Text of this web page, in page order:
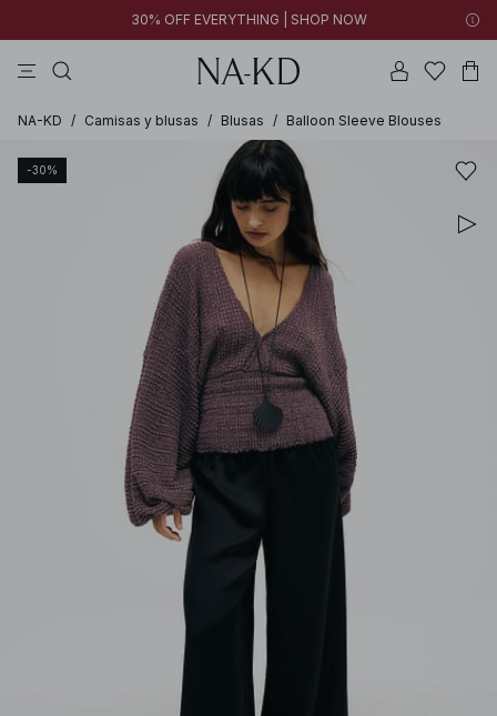
30% OFF EVERYTHING | SHOP NOW
NA-KD / Camisas y blusas / Blusas / Balloon Sleeve Blouses
-30%